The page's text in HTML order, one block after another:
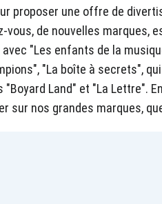
proposer une offre de
vous, de nouvelles marques,
"Les enfants de la
"La boîte à secrets",
Land" et "La Lettre".
sur nos grandes marques,